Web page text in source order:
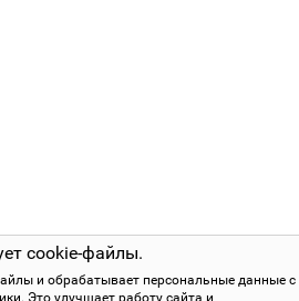
cookie-файлы.
и обрабатывает персональные данные с
Это улучшает работу сайта и